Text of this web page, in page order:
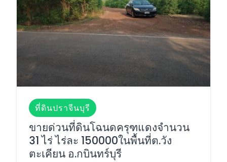
ที่ดินปราจีนบุรี
ขายด่วนที่ดินโฉนดครุฑแดงจำนวน
31 ไร่ ไร่ละ 150000ในพื้นที่ต.วัง
ตะเคียน อ.กบินทร์บุรี